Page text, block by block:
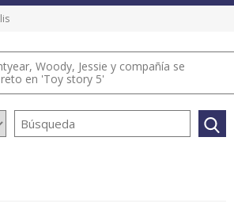
Woody, Jessie y compañía se
en 'Toy story 5'